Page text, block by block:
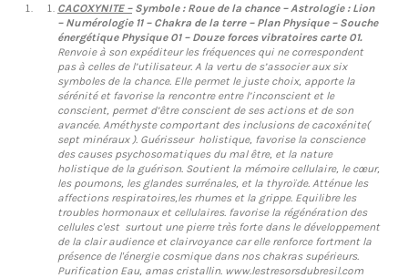
CACOXYNITE –Symbole : Roue de la chance – Astrologie : Lion
– Numérologie 11 – Chakra de la terre – Plan Physique – Souche
énergétique Physique 01 – Douze forces vibratoires carte 01.
Renvoie à son expéditeur les fréquences qui ne correspondent
pas à celles de l’utilisateur. A la vertu de s’associer aux six
symboles de la chance. Elle permet le juste choix, apporte la
sérénité et favorise la rencontre entre l’inconscient et le
conscient, permet d’être conscient de ses actions et de son
avancée. Améthyste comportant des inclusions de cacoxénite(
sept minéraux ). Guérisseur holistique, favorise la conscience
des causes psychosomatiques du mal être, et la nature
holistique de la guérison. Soutient la mémoire cellulaire, le cœur,
les poumons, les glandes surrénales, et la thyroïde. Atténue les
affections respiratoires,les rhumes et la grippe. Equilibre les
troubles hormonaux et cellulaires. favorise la régénération des
cellules c'est surtout une pierre très forte dans le développement
de la clair audience et clairvoyance car elle renforce fortment la
présence de l'énergie cosmique dans nos chakras supérieurs.
Purification Eau, amas cristallin. www.lestresorsdubresil.com